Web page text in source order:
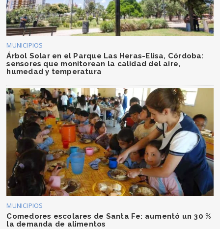
MUNICIPIOS
Árbol Solar en el Parque Las Heras-Elisa, Córdoba:
sensores que monitorean la calidad del aire,
humedad y temperatura
MUNICIPIOS
Comedores escolares de Santa Fe: aumentó un 30 %
la demanda de alimentos